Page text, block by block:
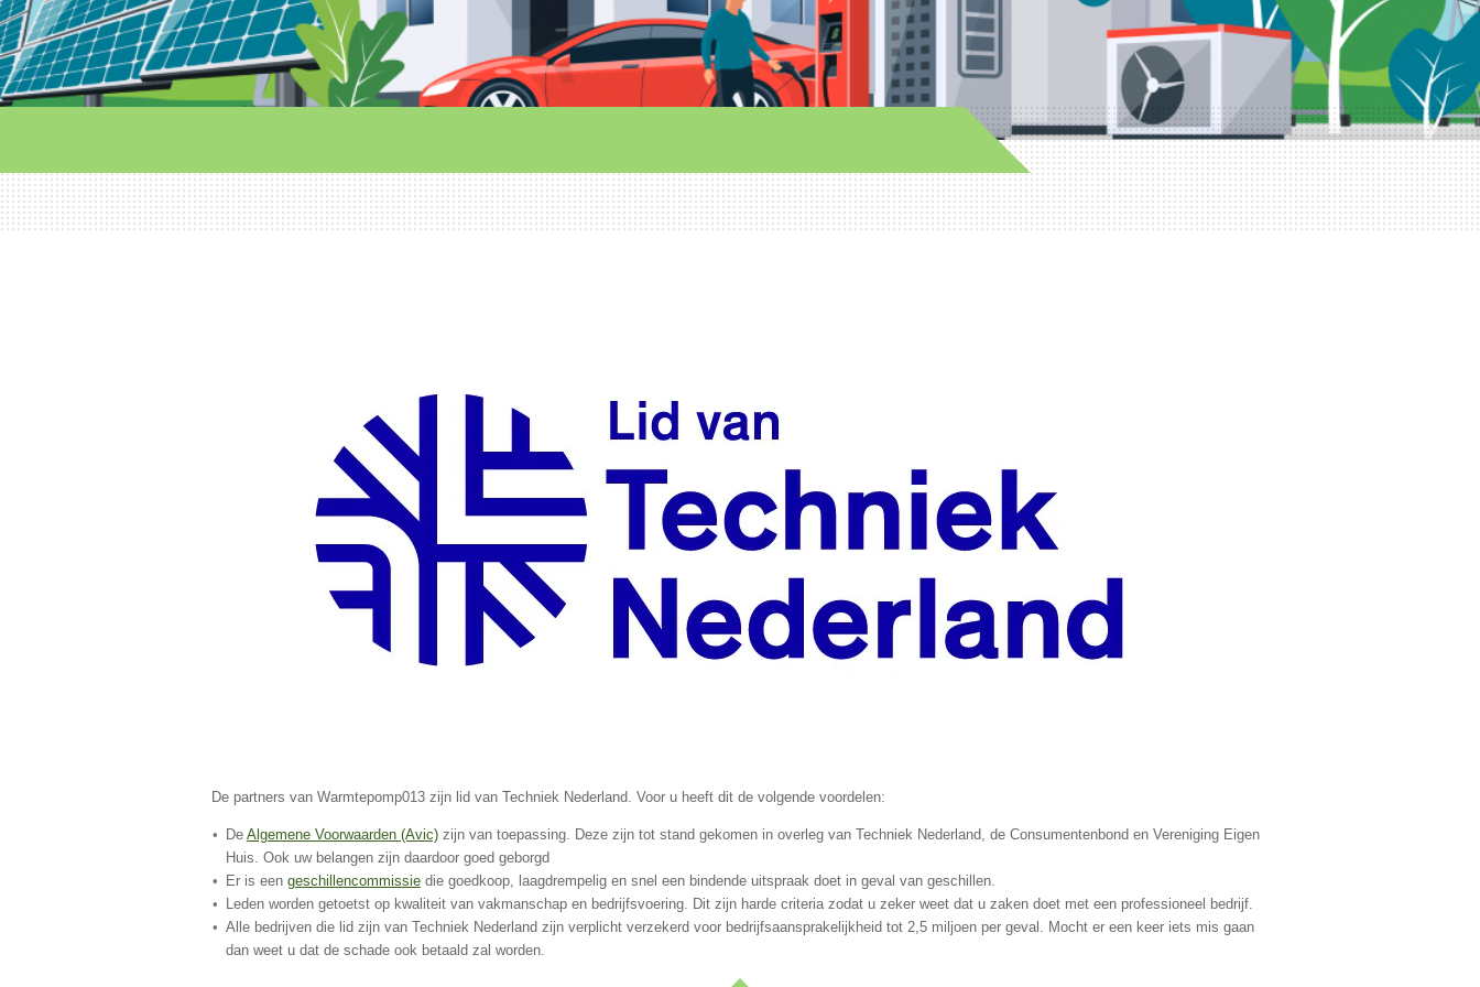
De partners van Warmtepomp013 zijn lid van Techniek Nederland. Voor u heeft dit de volgende voordelen:
De Algemene Voorwaarden (Avic)zijn van toepassing. Deze zijn tot stand gekomen in overleg van Techniek Nederland, de Consumentenbond en Vereniging Eigen
Huis. Ook uw belangen zijn daardoor goed geborgd
Er is een geschillencommissiedie goedkoop, laagdrempelig en snel een bindende uitspraak doet in geval van geschillen.
Leden worden getoetst op kwaliteit van vakmanschap en bedrijfsvoering. Dit zijn harde criteria zodat u zeker weet dat u zaken doet met een professioneel bedrijf.
Alle bedrijven die lid zijn van Techniek Nederland zijn verplicht verzekerd voor bedrijfsaansprakelijkheid tot 2,5 miljoen per geval. Mocht er een keer iets mis gaan
dan weet u dat de schade ook betaald zal worden.